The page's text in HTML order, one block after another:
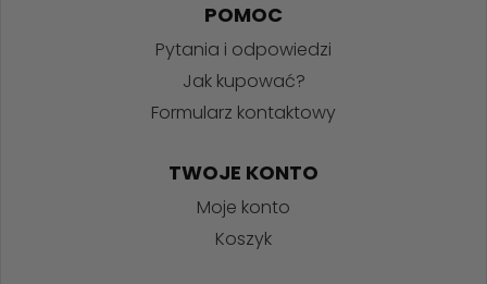
POMOC
Pytania i odpowiedzi
Jak kupować?
Formularz kontaktowy
TWOJE KONTO
Moje konto
Koszyk